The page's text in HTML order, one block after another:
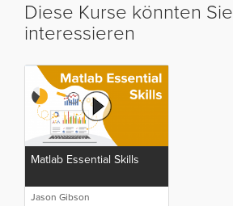
Diese Kurse könnten Sie
interessieren
Matlab Essential Skills
Jason Gibson